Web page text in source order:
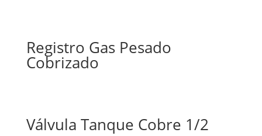
Registro Gas Pesado
Cobrizado
Válvula Tanque Cobre 1/2